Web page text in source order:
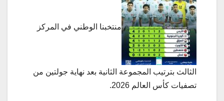
منتخبنا الوطني في المركز
الثالث بترتيب المجموعة الثانية بعد نهاية جولتين من
تصفيات كأس العالم 2026.